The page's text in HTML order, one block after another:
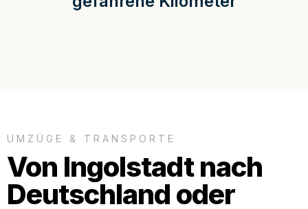
UMZÜGE & TRANSPORTE
Von Ingolstadt nach
Deutschland oder